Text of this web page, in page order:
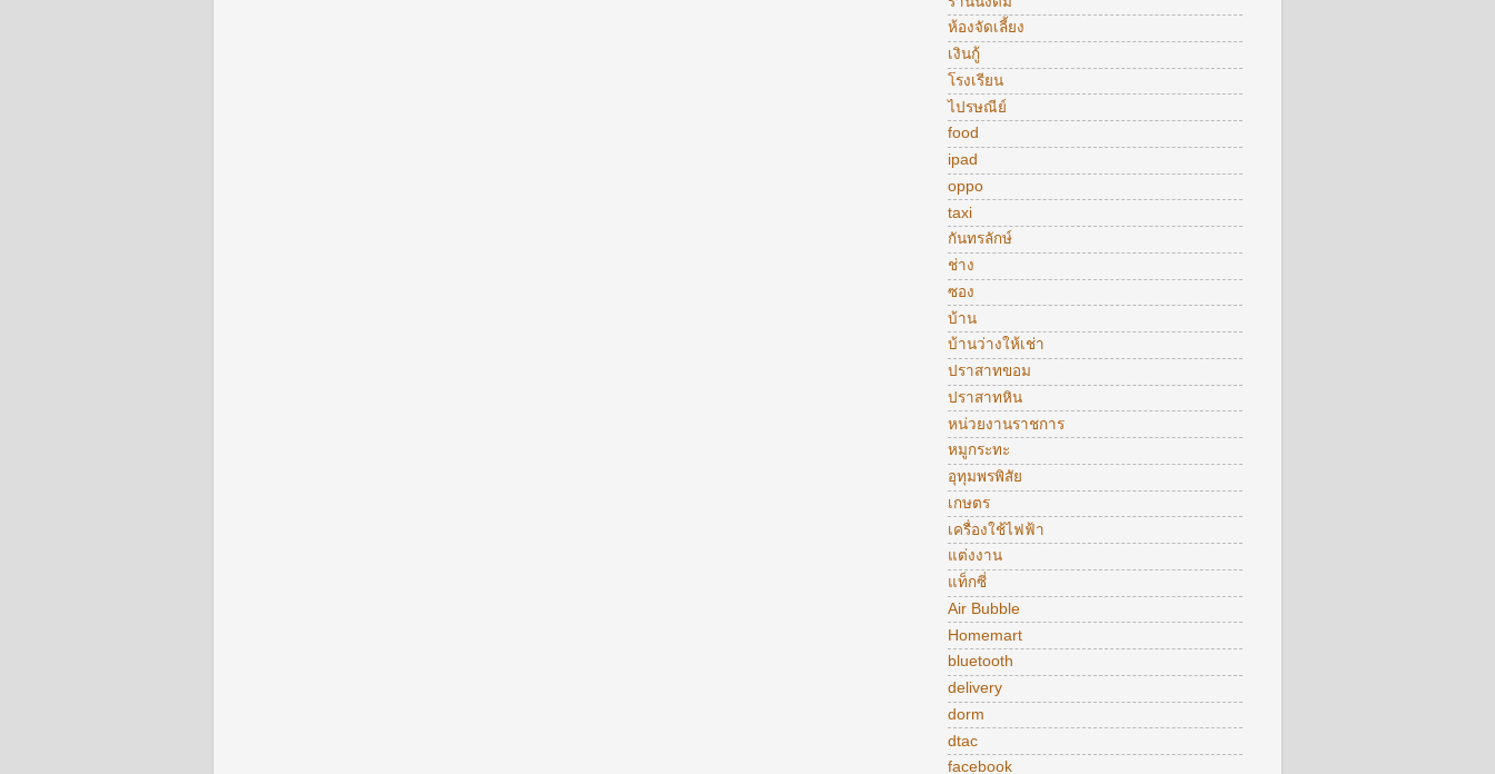
ห้องจัดเลี้ยง
เงินกู้
โรงเรียน
ไปรษณีย์
food
ipad
oppo
taxi
กันทรลักษ์
ช่าง
ซอง
บ้าน
บ้านว่างให้เช่า
ปราสาทขอม
ปราสาทหิน
หน่วยงานราชการ
หมูกระทะ
อุทุมพรพิสัย
เกษตร
เครื่องใช้ไฟฟ้า
แต่งงาน
แท็กซี่
Air Bubble
Homemart
bluetooth
delivery
dorm
dtac
facebook